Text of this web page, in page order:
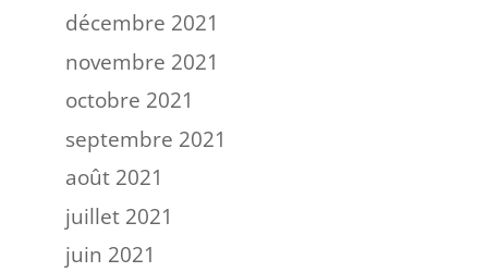
décembre 2021
novembre 2021
octobre 2021
septembre 2021
août 2021
juillet 2021
juin 2021